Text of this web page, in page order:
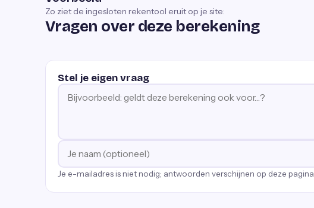
Zo ziet de ingesloten rekentool eruit op je site:
Vragen over deze berekening
Stel je eigen vraag
Je e-mailadres is niet nodig; antwoorden verschijnen op deze pagina.